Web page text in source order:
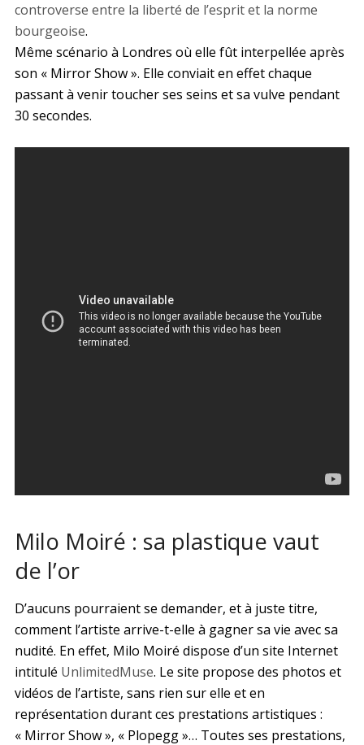
controverse entre la liberté de l’esprit et la norme
bourgeoise.
Même scénario à Londres où elle fût interpellée après
son « Mirror Show ». Elle conviait en effet chaque
passant à venir toucher ses seins et sa vulve pendant
30 secondes.
Milo Moiré : sa plastique vaut
de l’or
D’aucuns pourraient se demander, et à juste titre,
comment l’artiste arrive-t-elle à gagner sa vie avec sa
nudité. En effet, Milo Moiré dispose d’un site Internet
intitulé UnlimitedMuse. Le site propose des photos et
vidéos de l’artiste, sans rien sur elle et en
représentation durant ces prestations artistiques :
« Mirror Show », « Plopegg »… Toutes ses prestations,